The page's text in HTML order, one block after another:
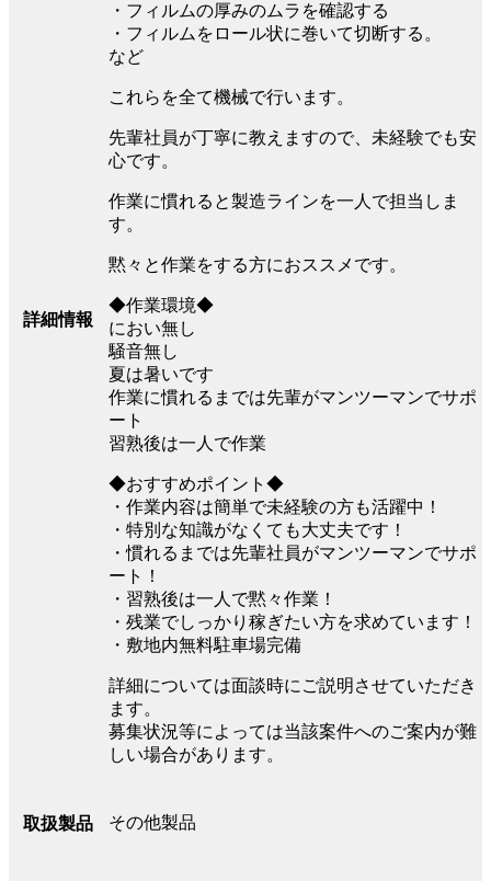
詳細情報
・フィルムの厚みのムラを確認する
・フィルムをロール状に巻いて切断する。
など
これらを全て機械で行います。
先輩社員が丁寧に教えますので、未経験でも安
心です。
作業に慣れると製造ラインを一人で担当しま
す。
黙々と作業をする方におススメです。
◆作業環境◆
におい無し
騒音無し
夏は暑いです
作業に慣れるまでは先輩がマンツーマンでサポ
ート
習熟後は一人で作業
◆おすすめポイント◆
・作業内容は簡単で未経験の方も活躍中！
・特別な知識がなくても大丈夫です！
・慣れるまでは先輩社員がマンツーマンでサポ
ート！
・習熟後は一人で黙々作業！
・残業でしっかり稼ぎたい方を求めています！
・敷地内無料駐車場完備
詳細については面談時にご説明させていただき
ます。
募集状況等によっては当該案件へのご案内が難
しい場合があります。
取扱製品 その他製品